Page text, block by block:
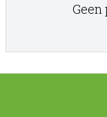
Geen